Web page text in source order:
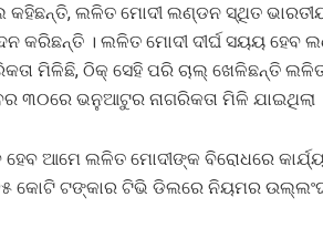
ଲଳିତ ମୋଦୀ ଲଣ୍ଡନ ସ୍ଥିତ
କରିଛନ୍ତି । ଲଳିତ ମୋଦୀ ଦୀର୍ଘ ସୟୟ ହେବ
ମିଳିଛି, ଠିକ୍ ସେହି ପରି ଚାଲ୍ ଖେଳିଛନ୍ତି ଲଳିତ
୩୦ରେ ଭନୁଆଟୁର ନାଗରିକତା ମିଳି ଯାଇଥିଲା
ଆମେ ଲଳିତ ମୋଦୀଙ୍କ ବିରୋଧରେ
କୋଟି ଟଙ୍କାର ଟିଭି ଡିଲରେ ନିୟମର